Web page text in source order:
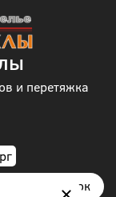
и перетяжка
Заказать звонок